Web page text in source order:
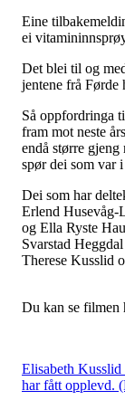
Eine
ei
Det blei til og
jentene frå Førde
Så oppfordringa
fram mot neste
endå større
spør dei som var
Dei som har
Erlend
og Ella Ryste
Svarstad
Therese Kusslid
Du kan se filmen
Elisabeth Kusslid
har fått opplevd.